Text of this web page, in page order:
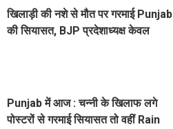
खिलाड़ी की नशे से मौत पर गरमाई Punjab
की सियासत, BJP प्रदेशाध्यक्ष केवल
Punjab में आज : चन्नी के खिलाफ लगे
पोस्टरों से गरमाई सियासत तो वहीं Rain